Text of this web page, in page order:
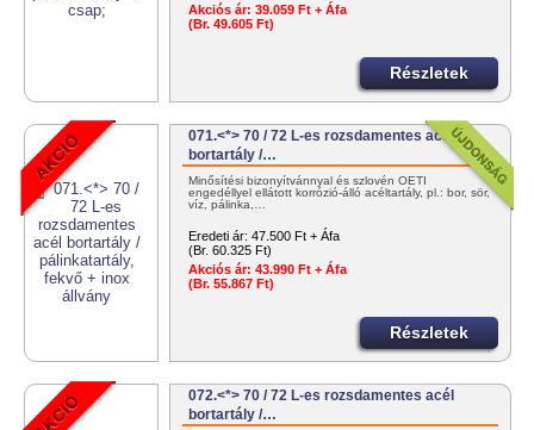
Akciós ár: 39.059 Ft + Áfa
(Br. 49.605 Ft)
Részletek
071.<*> 70 / 72 L-es rozsdamentes acél
bortartály /…
Minősítési bizonyítvánnyal és szlovén OÉTI
engedéllyel ellátott korrózió-álló acéltartály, pl.: bor, sör,
víz, pálinka,…
Eredeti ár: 47.500 Ft + Áfa
(Br. 60.325 Ft)
Akciós ár: 43.990 Ft + Áfa
(Br. 55.867 Ft)
Részletek
072.<*> 70 / 72 L-es rozsdamentes acél
bortartály /…